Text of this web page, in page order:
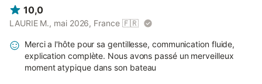
10,0
LAURIE M., mai 2026, France 🇫🇷
Merci a l'hôte pour sa gentillesse, communication fluide,
explication complète. Nous avons passé un merveilleux
moment atypique dans son bateau